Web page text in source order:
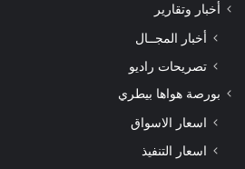
أخبار وتقارير
أخبار المجــال
تصريحات راديو
بورصة هواها بيطري
اسعار الاسواق
اسعار التنفيذ